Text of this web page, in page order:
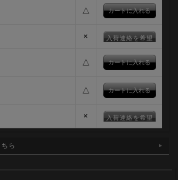
△
× 入荷連絡を希望
△
△
× 入荷連絡を希望
ら